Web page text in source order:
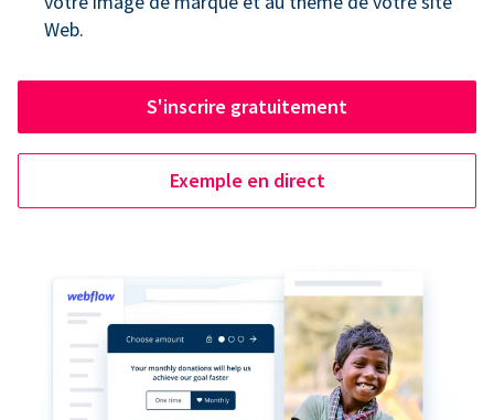
Web.
S'inscrire gratuitement
Exemple en direct